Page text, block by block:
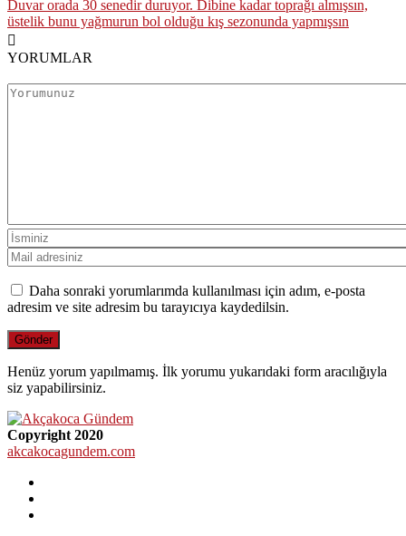
Duvar orada 30 senedir duruyor. Dibine kadar toprağı almışsın,
üstelik bunu yağmurun bol olduğu kış sezonunda yapmışsın
YORUMLAR
Daha sonraki yorumlarımda kullanılması için adım, e-posta
adresim ve site adresim bu tarayıcıya kaydedilsin.
Henüz yorum yapılmamış. İlk yorumu yukarıdaki form aracılığıyla
siz yapabilirsiniz.
Copyright 2020
akcakocagundem.com